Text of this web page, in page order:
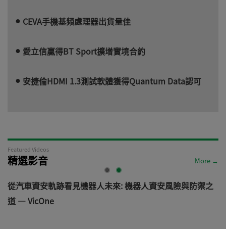
CEVA手機基頻處理器出貨量佳
愛立信贏得BT Sport擴增實境合約
安捷倫HDMI 1.3測試軟體獲得Quantum Data認可
Featured Videos
精選影音 More →
從汽車資安軌跡看見機器人未來: 機器人資安風險與防禦之
道 — VicOne